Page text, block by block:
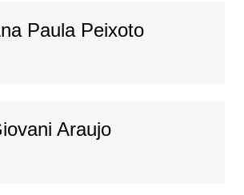
Paula Peixoto
Araujo